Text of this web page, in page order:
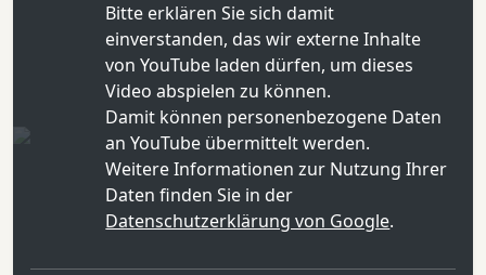
Bitte erklären Sie sich damit
einverstanden, das wir externe Inhalte
von YouTube laden dürfen, um dieses
Video abspielen zu können.
Damit können personenbezogene Daten
an YouTube übermittelt werden.
Weitere Informationen zur Nutzung Ihrer
Daten finden Sie in der
Datenschutzerklärung von Google.